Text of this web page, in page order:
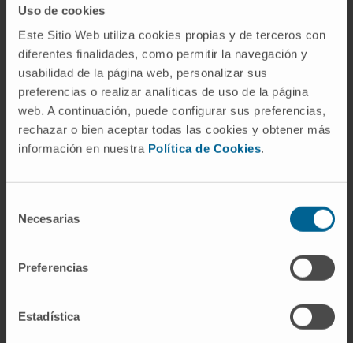
Uso de cookies
Este Sitio Web utiliza cookies propias y de terceros con
diferentes finalidades, como permitir la navegación y
usabilidad de la página web, personalizar sus
preferencias o realizar analíticas de uso de la página
web. A continuación, puede configurar sus preferencias,
rechazar o bien aceptar todas las cookies y obtener más
información en nuestra Política de Cookies.
Necesarias
Preferencias
Estadística
mariscos, y limitar el consumo de alcohol y
fructosa.
Control del peso:Reducir la obesidad y
mejorar la sensibilidad a la insulina.
Hidratación adecuada:Para mejorar la
excreción renal de ácido úrico.
Tratamiento farmacológico
Inhibidores de la xantina oxidasa:Como
aumentar la excreción de ácido úrico.
de gota, como colchicina o antiinflamatorios